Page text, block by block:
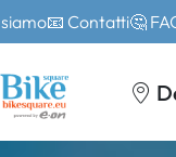
siamo📧 Contatti🤔